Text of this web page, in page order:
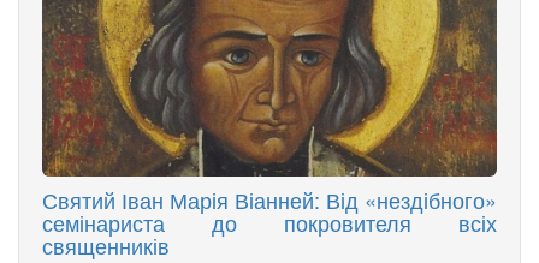
Святий Іван Марія Віанней: Від «нездібного»
семінариста до покровителя всіх
священників